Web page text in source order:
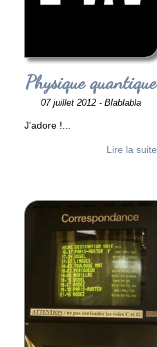
Physique quantique
07 juillet 2012 - Blablabla
J'adore !
Lire la suite